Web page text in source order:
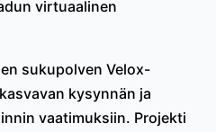
sukupolven Velox-
kysynnän ja
vaatimuksiin. Projekti